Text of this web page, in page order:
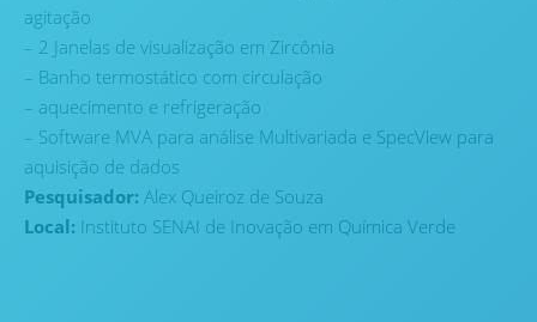
agitação
– 2 Janelas de visualização em Zircônia
– Banho termostático com circulação
– aquecimento e refrigeração
– Software MVA para análise Multivariada e SpecView para
aquisição de dados
Pesquisador: Alex Queiroz de Souza
Local: Instituto SENAI de Inovação em Química Verde